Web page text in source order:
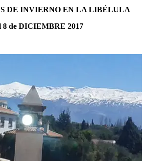
DE INVIERNO EN LA LIBÉLULA
8 de DICIEMBRE 2017